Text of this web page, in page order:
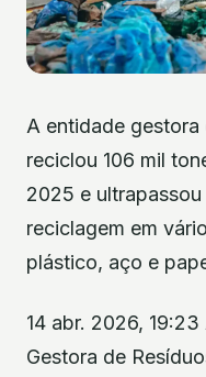
A entidade
reciclou 106 mil
2025 e
reciclagem em
plástico, aço e
14 abr. 2026,
Gestora de